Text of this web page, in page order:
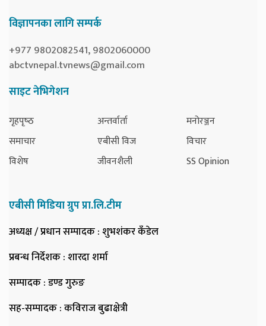
विज्ञापनका लागि सम्पर्क
+977 9802082541, 9802060000
abctvnepal.tvnews@gmail.com
साइट नेभिगेशन
गृहपृष्‍ठ
समाचार
विशेष
अन्तर्वार्ता
एबीसी विज
जीवनशैली
मनोरञ्जन
विचार
SS Opinion
एबीसी मिडिया ग्रुप प्रा.लि.टीम
अध्यक्ष / प्रधान सम्पादक: शुभशंकर कँडेल
प्रबन्ध निर्देशक: शारदा शर्मा
सम्पादक: डण्ड गुरुङ
सह-सम्पादक: कविराज बुढाक्षेत्री